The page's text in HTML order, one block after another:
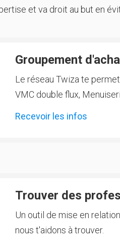
et va droit au but en
Groupement
Le réseau Twiza te
VMC double flux,
Recevoir les infos
Trouver des
Un outil de mise en
nous t'aidons à trouver.